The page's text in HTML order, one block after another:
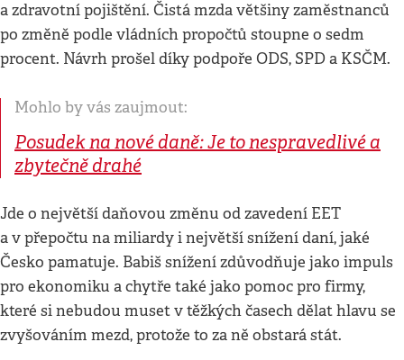
a zdravotní pojištění. Čistá mzda většiny zaměstnanců
po změně podle vládních propočtů stoupne o sedm
procent. Návrh prošel díky podpoře ODS, SPD a KSČM.
Mohlo by vás zaujmout:
Posudek na nové daně: Je to nespravedlivé a
zbytečně drahé
Jde o největší daňovou změnu od zavedení EET
a v přepočtu na miliardy i největší snížení daní, jaké
Česko pamatuje. Babiš snížení zdůvodňuje jako impuls
pro ekonomiku a chytře také jako pomoc pro firmy,
které si nebudou muset v těžkých časech dělat hlavu se
zvyšováním mezd, protože to za ně obstará stát.